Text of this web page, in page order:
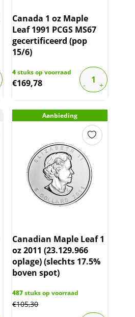
Canada 1 oz Maple
Leaf 1991 PCGS MS67
gecertificeerd (pop
15/6)
4stuks op voorraad
€169,78
Aanbieding
Canadian Maple Leaf 1
oz 2011 (23.129.966
oplage) (slechts 17.5%
boven spot)
487stuks op voorraad
€105,30